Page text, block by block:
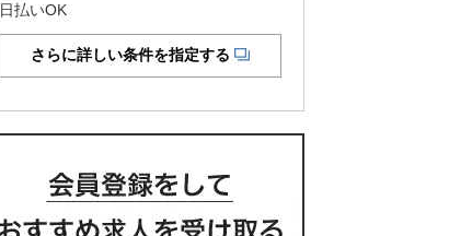
日払いOK
さらに詳しい条件を指定する